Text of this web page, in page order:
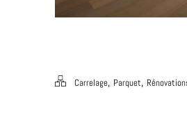
Carrelage, Parquet,